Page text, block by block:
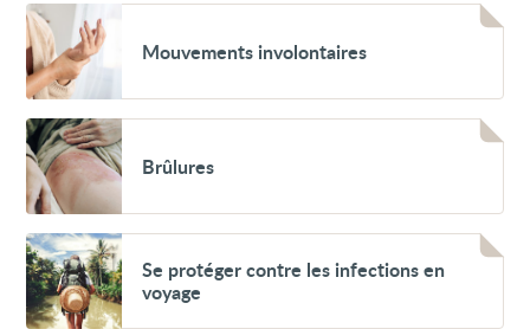
Voir
Mouvements
involontaires
Mouvements involontaires
Voir
Brûlures
Brûlures
Voir
Se
protéger
contre
les
Se protéger contre les infections en
voyage